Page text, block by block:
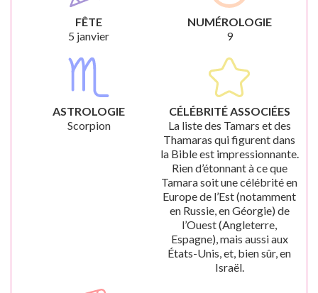
FÊTE
5 janvier
NUMÉROLOGIE
9
ASTROLOGIE
Scorpion
CÉLÉBRITÉ ASSOCIÉES
La liste des Tamars et des
Thamaras qui figurent dans
la Bible est impressionnante.
Rien d’étonnant à ce que
Tamara soit une célébrité en
Europe de l’Est (notamment
en Russie, en Géorgie) de
l’Ouest (Angleterre,
Espagne), mais aussi aux
États-Unis, et, bien sûr, en
Israël.